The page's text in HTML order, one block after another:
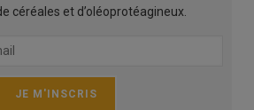
10 000 € à
20 000 € à repartir
Le crédit d’impôt sur la mécanisation
céréales et d’oléoprotéagineux.